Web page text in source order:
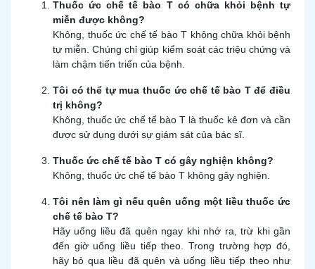
Thuốc ức chế tế bào T có chữa khỏi bệnh tự
miễn được không?
Không, thuốc ức chế tế bào T không chữa khỏi bệnh
tự miễn. Chúng chỉ giúp kiểm soát các triệu chứng và
làm chậm tiến triển của bệnh.
Tôi có thể tự mua thuốc ức chế tế bào T để điều
trị không?
Không, thuốc ức chế tế bào T là thuốc kê đơn và cần
được sử dụng dưới sự giám sát của bác sĩ.
Thuốc ức chế tế bào T có gây nghiện không?
Không, thuốc ức chế tế bào T không gây nghiện.
Tôi nên làm gì nếu quên uống một liều thuốc ức
chế tế bào T?
Hãy uống liều đã quên ngay khi nhớ ra, trừ khi gần
đến giờ uống liều tiếp theo. Trong trường hợp đó,
hãy bỏ qua liều đã quên và uống liều tiếp theo như